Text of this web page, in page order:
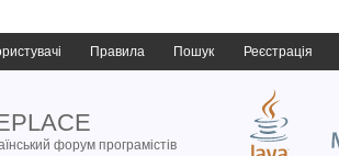
Правила Пошук Реєстрація
форум програмістів